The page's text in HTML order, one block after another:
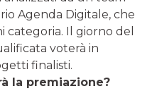
Agenda Digitale, che
categoria. Il giorno del
voterà in
finalisti.
la premiazione?